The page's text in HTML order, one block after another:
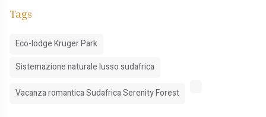
Tags
Eco-lodge Kruger Park
Sistemazione naturale lusso sudafrica
Vacanza romantica Sudafrica Serenity Forest